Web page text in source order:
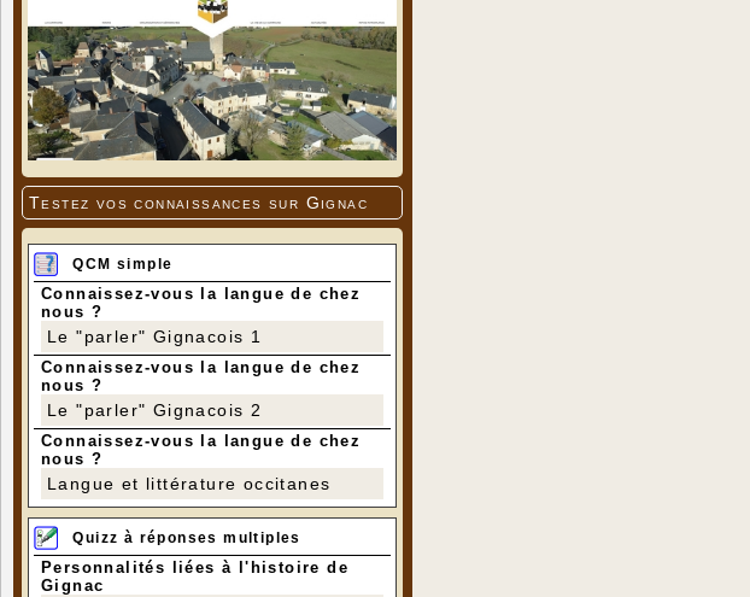
Testez vos connaissances sur Gignac
QCM simple
Connaissez-vous la langue de chez
nous ?
Le "parler" Gignacois 1
Connaissez-vous la langue de chez
nous ?
Le "parler" Gignacois 2
Connaissez-vous la langue de chez
nous ?
Langue et littérature occitanes
Quizz à réponses multiples
Personnalités liées à l'histoire de
Gignac